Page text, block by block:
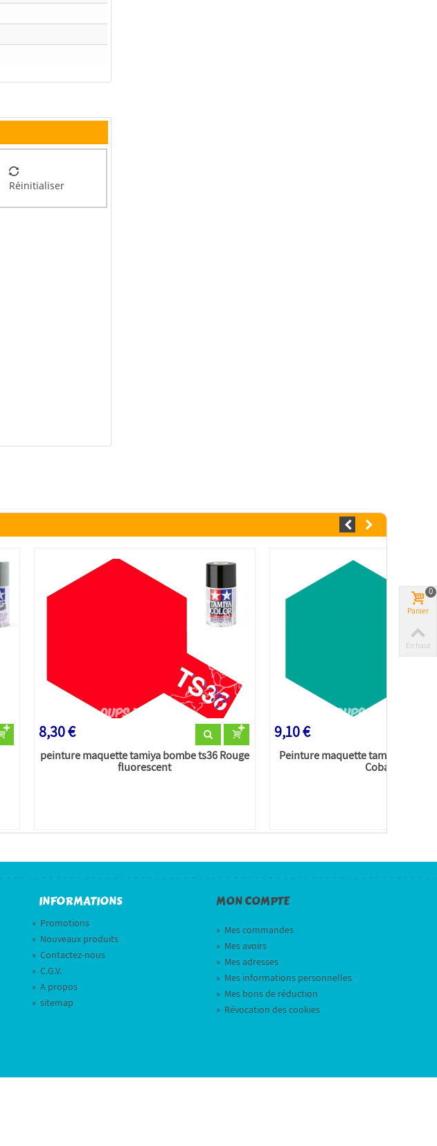
Réinitialiser
8,30 €
peinture maquette tamiya bombe ts36 Rouge
fluorescent
9,10 €
Peinture maquette tamiya bombe
Cobalt
INFORMATIONS
» Promotions
» Nouveaux produits
» Contactez-nous
» C.G.V.
» A propos
» sitemap
MON COMPTE
» Mes commandes
» Mes avoirs
» Mes adresses
» Mes informations personnelles
» Mes bons de réduction
» Révocation des cookies
Panier
0
En haut